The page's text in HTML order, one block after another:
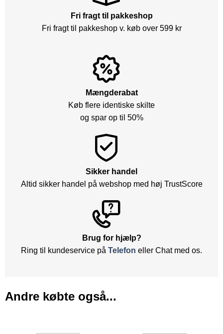
Fri fragt til pakkeshop
Fri fragt til pakkeshop v. køb over 599 kr
Mængderabat
Køb flere identiske skilte
og spar op til 50%
Sikker handel
Altid sikker handel på webshop med høj TrustScore
Brug for hjælp?
Ring til kundeservice på Telefon eller Chat med os.
Andre købte også...